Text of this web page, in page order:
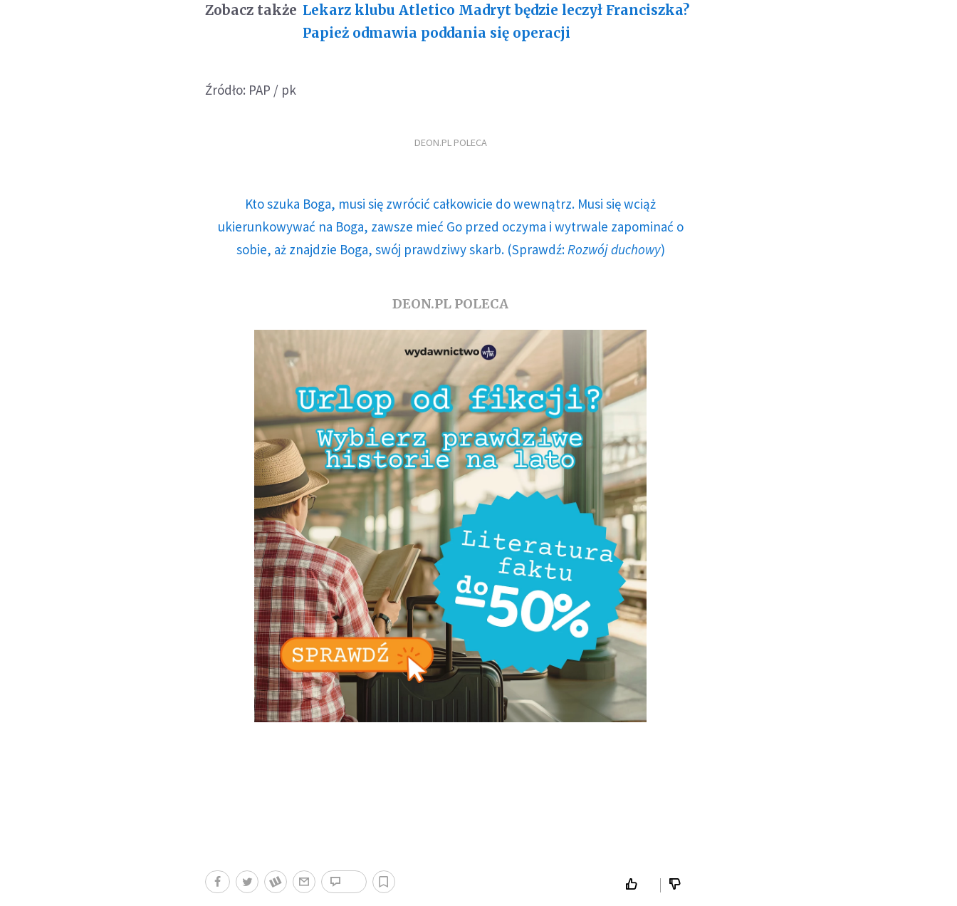
Zobacz także Lekarz klubu Atletico Madryt będzie leczył Franciszka?
Papież odmawia poddania się operacji
Źródło: PAP / pk
DEON.PL POLECA
Kto szuka Boga, musi się zwrócić całkowicie do wewnątrz. Musi się wciąż
ukierunkowywać na Boga, zawsze mieć Go przed oczyma i wytrwale zapominać o
sobie, aż znajdzie Boga, swój prawdziwy skarb. (Sprawdź: Rozwój duchowy)
DEON.PL POLECA